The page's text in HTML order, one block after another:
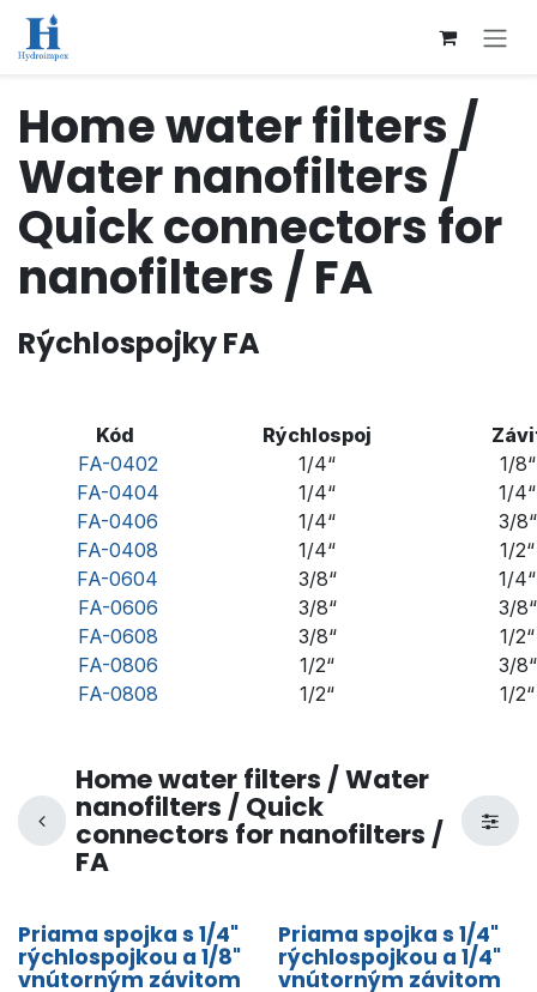
Přejít na obsah
Home water filters /
Water nanofilters /
Quick connectors for
nanofilters / FA
Rýchlospojky FA
Kód Rýchlospoj
FA-0402
1/4“
1/8“
FA-0404
1/4“
1/4“
FA-0406
1/4“
3/8“
FA-0408
1/4“
1/2“
FA-0604
3/8“
1/4“
FA-0606
3/8“
3/8“
FA-0608
3/8“
1/2“
FA-0806
1/2“
3/8“
FA-0808
1/2“ 1/2“
Home water filters / Water
nanofilters / Quick
connectors for nanofilters /
FA
Priama spojka s 1/4"
rýchlospojkou a 1/8"
vnútorným závitom
Priama spojka s 1/4"
rýchlospojkou a 1/4"
vnútorným závitom